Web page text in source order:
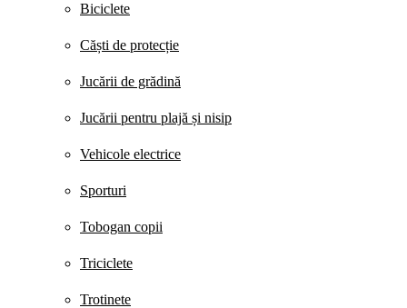
Biciclete
Căști de protecție
Jucării de grădină
Jucării pentru plajă și nisip
Vehicole electrice
Sporturi
Tobogan copii
Triciclete
Trotinete